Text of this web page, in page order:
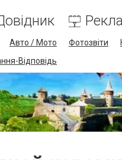
Авто / Мото Фотозвіти
Відповідь